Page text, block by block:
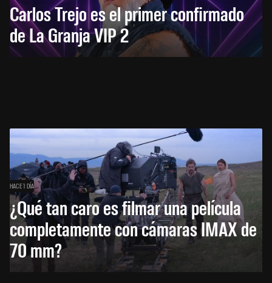
Carlos Trejo es el primer confirmado
de La Granja VIP 2
HACE 1 DÍA
¿Qué tan caro es filmar una película
completamente con cámaras IMAX de
70 mm?